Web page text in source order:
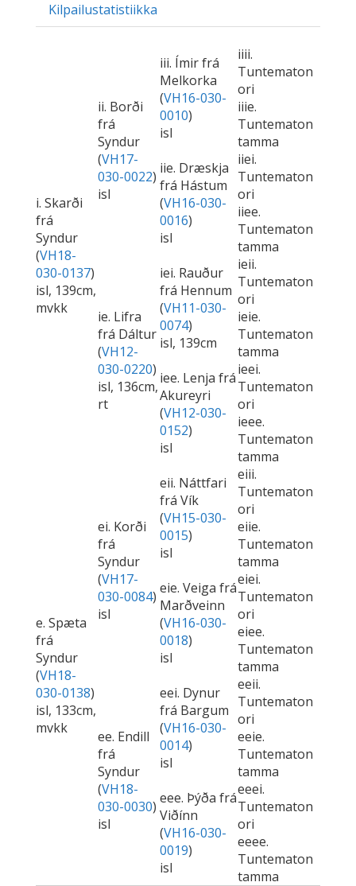
Kilpailustatistiikka
i. Skarði
frá
Syndur
(VH18-
030-0137)
isl, 139cm,
mvkk
ii. Borði
frá
Syndur
(VH17-
030-0022)
isl
iii. Ímir frá
Melkorka
(VH16-030-
0010)
isl
iiii.
Tuntematon
ori
iiie.
Tuntematon
tamma
iie. Dræskja
frá Hástum
(VH16-030-
0016)
isl
iiei.
Tuntematon
ori
iiee.
Tuntematon
tamma
ie. Lifra
frá Dáltur
(VH12-
030-0220)
isl, 136cm,
rt
iei. Rauður
frá Hennum
(VH11-030-
0074)
isl, 139cm
ieii.
Tuntematon
ori
ieie.
Tuntematon
tamma
iee. Lenja frá
Akureyri
(VH12-030-
0152)
isl
ieei.
Tuntematon
ori
ieee.
Tuntematon
tamma
e. Spæta
frá
Syndur
(VH18-
030-0138)
isl, 133cm,
mvkk
ei. Korði
frá
Syndur
(VH17-
030-0084)
isl
eii. Náttfari
frá Vík
(VH15-030-
0015)
isl
eiii.
Tuntematon
ori
eiie.
Tuntematon
tamma
eie. Veiga frá
Marðveinn
(VH16-030-
0018)
isl
eiei.
Tuntematon
ori
eiee.
Tuntematon
tamma
ee. Endill
frá
Syndur
(VH18-
030-0030)
isl
eei. Dynur
frá Bargum
(VH16-030-
0014)
isl
eeii.
Tuntematon
ori
eeie.
Tuntematon
tamma
eee. Þýða frá
Viðínn
(VH16-030-
0019)
isl
eeei.
Tuntematon
ori
eeee.
Tuntematon
tamma